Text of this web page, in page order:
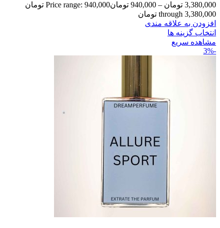
3,380,000 تومان –
940,000 تومان
Price range: 940,000 تومان
through 3,380,000 تومان
افزودن به علاقه مندی
انتخاب گزینه ها
مشاهده سریع
-3%